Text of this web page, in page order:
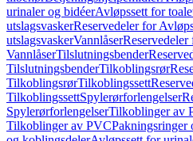
urinaler og bidéerAvløpssett for
utslagsvaskerReservedeler for
utslagsvaskerVannlåserReservedeler
VannlåserTilslutningsbender
TilslutningsbenderTilkoblingsrør
TilkoblingsrørTilkoblingssett
TilkoblingssettSpylerørforlengelser
SpylerørforlengelserTilkoblinger av
Tilkoblinger av PVCPakningsringer